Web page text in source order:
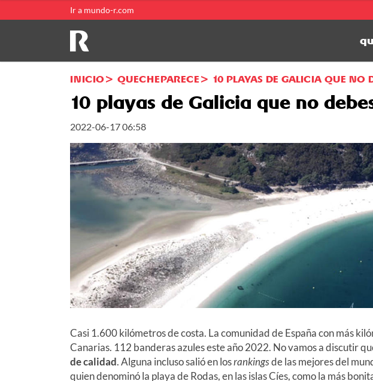
Ir a mundo-r.com
INICIO QUECHEPARECE 10 PLAYAS DE GALICIA QUE NO
10 playas de Galicia que no
2022-06-17 06:58
Casi 1.600 kilómetros de costa. La comunidad de España con más
Canarias. 112 banderas azules este año 2022. No vamos a discutir
de calidad. Alguna incluso salió en losrankingsde las mejores del
quien denominó la playa de Rodas, en las islas Cíes, como la más